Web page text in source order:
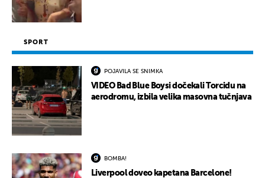
SPORT
POJAVILA SE SNIMKA
VIDEO Bad Blue Boysi dočekali Torcidu na
aerodromu, izbila velika masovna tučnjava
BOMBA!
Liverpool doveo kapetana Barcelone!